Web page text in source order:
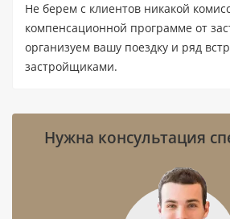
Статус: готовый объект
рынке; комплекс сдан в III
года.
ближайшая станция —
Station, расстояние 7.3 км.
Девелопер: Sobha.
Не берем с клиентов никакой
компенсационной программе от
организуем вашу поездку и ряд
застройщиками.
Нужна консультация